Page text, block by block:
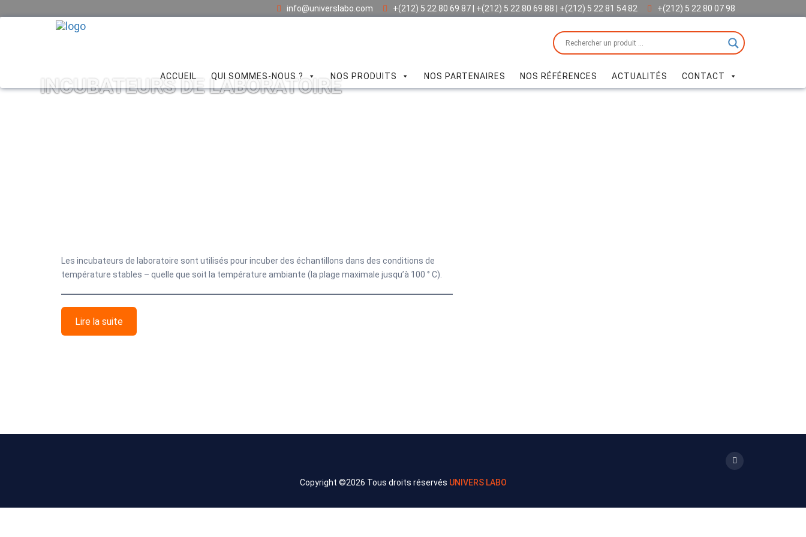
info@universlabo.com +(212) 5 22 80 69 87 | +(212) 5 22 80 69 88 | +(212) 5 22 81 54 82 +(212) 5 22 80 07 98
ACCUEIL QUI SOMMES-NOUS ? NOS PRODUITS NOS PARTENAIRES NOS RÉFÉRENCES ACTUALITÉS CONTACT
INCUBATEURS DE LABORATOIRE
Les incubateurs de laboratoire sont utilisés pour incuber des échantillons dans des conditions de
température stables – quelle que soit la température ambiante (la plage maximale jusqu’à 100 ° C).
Lire la suite
Copyright ©2026 Tous droits réservés UNIVERS LABO